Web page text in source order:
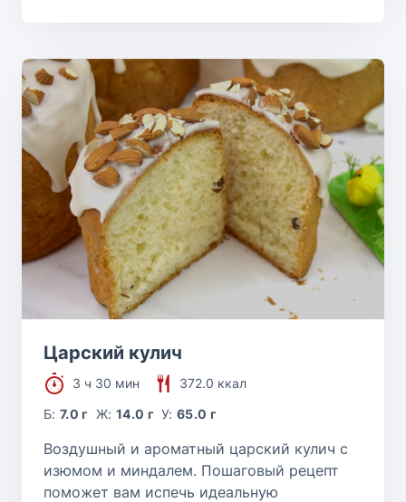
Царский кулич
3 ч 30 мин
372.0 ккал
Б:7.0 г Ж: 14.0 г У:65.0 г
Воздушный и ароматный царский кулич с
изюмом и миндалем. Пошаговый рецепт
поможет вам испечь идеальную